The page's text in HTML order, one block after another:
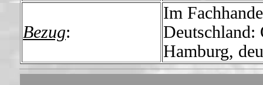
Bezug:
Im
Deutschland:
Hamburg,